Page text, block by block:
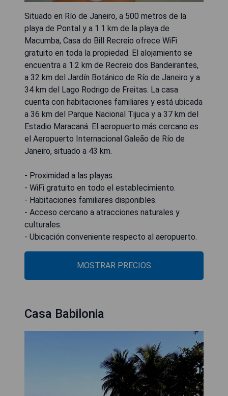
Situado en Río de Janeiro, a 500 metros de la
playa de Pontal y a 1.1 km de la playa de
Macumba, Casa do Bill Recreio ofrece WiFi
gratuito en toda la propiedad. El alojamiento se
encuentra a 1.2 km de Recreio dos Bandeirantes,
a 32 km del Jardín Botánico de Río de Janeiro y a
34 km del Lago Rodrigo de Freitas. La casa
cuenta con habitaciones familiares y está ubicada
a 36 km del Parque Nacional Tijuca y a 37 km del
Estadio Maracaná. El aeropuerto más cercano es
el Aeropuerto Internacional Galeão de Río de
Janeiro, situado a 43 km.
- Proximidad a las playas.
- WiFi gratuito en todo el establecimiento.
- Habitaciones familiares disponibles.
- Acceso cercano a atracciones naturales y
culturales.
- Ubicación conveniente respecto al aeropuerto.
MOSTRAR PRECIOS
Casa Babilonia